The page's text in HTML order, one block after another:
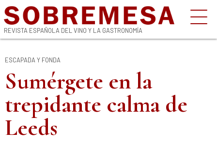
REVISTA ESPAÑOLA DEL VINO Y LA GASTRONOMÍA
ESCAPADA Y FONDA
Sumérgete en la
trepidante calma de
Leeds